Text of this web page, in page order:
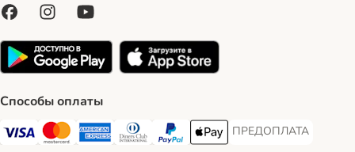
Способы оплаты
Visa Payment Method
Mastercard Payment Method
American Express Payment Method
Diners Club Payment Method
PayPal Payment Method
Apple Pay Payment Method
ПРЕДОПЛАТА
ПРЕДОПЛАТА